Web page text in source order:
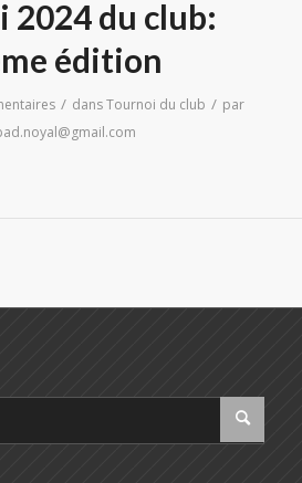
2024 du club:
édition
/ dansTournoi du club / par